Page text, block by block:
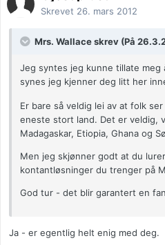
Skrevet 26. mars 2012
Mrs. Wallace skrev (På
Jeg syntes jeg kunne tillate
synes jeg kjenner deg litt her
Er bare så veldig lei av at folk
eneste stort land. Det er veldig,
Madagaskar, Etiopia, Ghana og
Men jeg skjønner godt at du
kontantløsninger du trenger på
God tur - det blir garantert en
Ja - er egentlig helt enig med deg.